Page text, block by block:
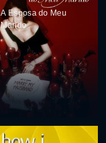
A Esposa do Meu
Marido